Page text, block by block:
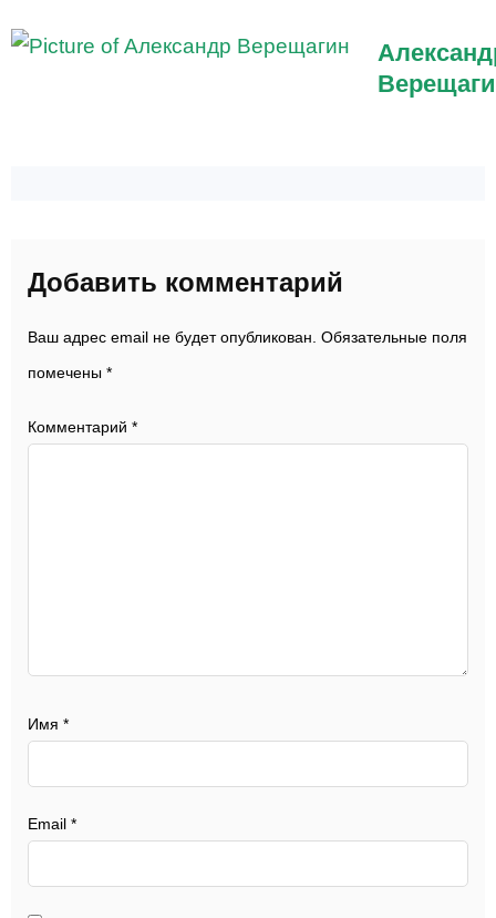
Добавить комментарий
Ваш адрес email не будет опубликован. Обязательные поля
помечены *
Комментарий *
Имя *
Email *